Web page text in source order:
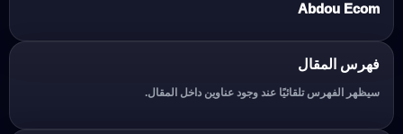
Abdou Ecom
فهرس المقال
سيظهر الفهرس تلقائيًا عند وجود عناوين داخل المقال.